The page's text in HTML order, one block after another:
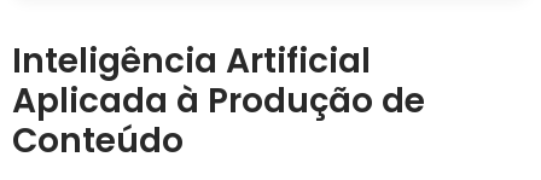
Inteligência Artificial
Aplicada à Produção de
Conteúdo